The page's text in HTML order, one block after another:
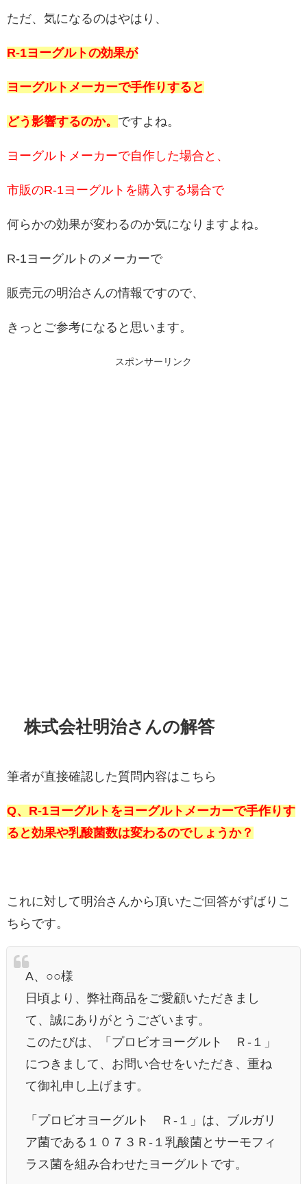
ただ、気になるのはやはり、
R-1ヨーグルトの効果が
ヨーグルトメーカーで手作りすると
どう影響するのか。 ですよね。
ヨーグルトメーカーで自作した場合と、
市販のR-1ヨーグルトを購入する場合で
何らかの効果が変わるのか気になりますよね。
R-1ヨーグルトのメーカーで
販売元の明治さんの情報ですので、
きっとご参考になると思います。
スポンサーリンク
株式会社明治さんの解答
筆者が直接確認した質問内容はこちら
Q、R-1ヨーグルトをヨーグルトメーカーで手作りす
ると効果や乳酸菌数は変わるのでしょうか？
これに対して明治さんから頂いたご回答がずばりこ
ちらです。
A、○○様
日頃より、弊社商品をご愛顧いただきまし
て、 誠にありがとうございます。
このたびは、「プロビオヨーグルト Ｒ-１」
につきまして、お問い合せをいただき、重ね
て御礼申し上げます。
「プロビオヨーグルト Ｒ‐１」は、ブルガリ
ア菌である１０７３Ｒ-１乳酸菌とサーモフィ
ラス菌を組み合わせたヨーグルトです。